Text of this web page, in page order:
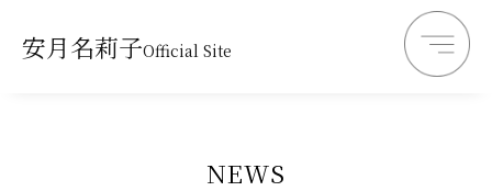
安月名莉子Official Site
NEWS